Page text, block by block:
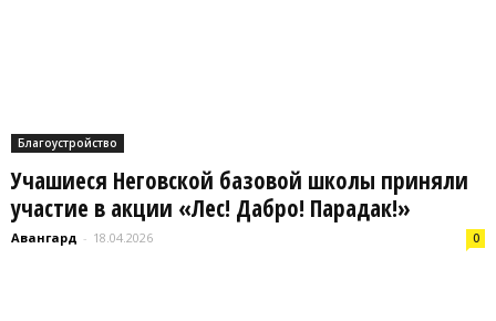
Благоустройство
Учашиеся Неговской базовой школы приняли
участие в акции «Лес! Дабро! Парадак!»
Авангард - 18.04.2026 0